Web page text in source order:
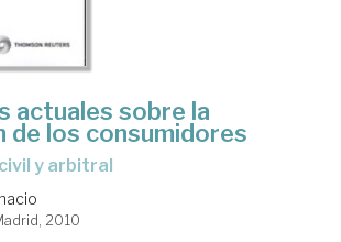
actuales sobre la
de los consumidores
y arbitral
2010